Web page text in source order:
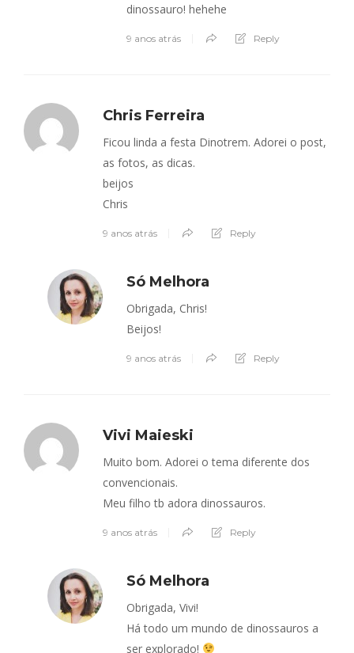
dinossauro! hehehe
9 anos atrás Reply
Chris Ferreira
Ficou linda a festa Dinotrem. Adorei o post,
as fotos, as dicas.
beijos
Chris
9 anos atrás Reply
Só Melhora
Obrigada, Chris!
Beijos!
9 anos atrás Reply
Vivi Maieski
Muito bom. Adorei o tema diferente dos
convencionais.
Meu filho tb adora dinossauros.
9 anos atrás Reply
Só Melhora
Obrigada, Vivi!
Há todo um mundo de dinossauros a
ser explorado!